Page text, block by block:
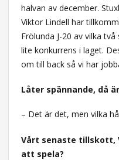
halvan av december.
Viktor Lindell har
Frölunda J-20 av vilka
lite konkurrens i laget.
om till back så vi har
Låter spännande, då
– Det är det, men vilka
Vårt senaste tillskott,
att spela?